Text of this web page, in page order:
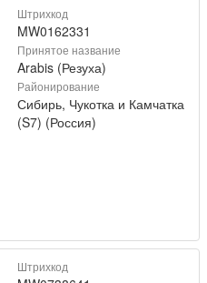
Штрихкод
MW0162331
Принятое название
Arabis (Резуха)
Районирование
Сибирь, Чукотка и Камчатка
(S7) (Россия)
Штрихкод